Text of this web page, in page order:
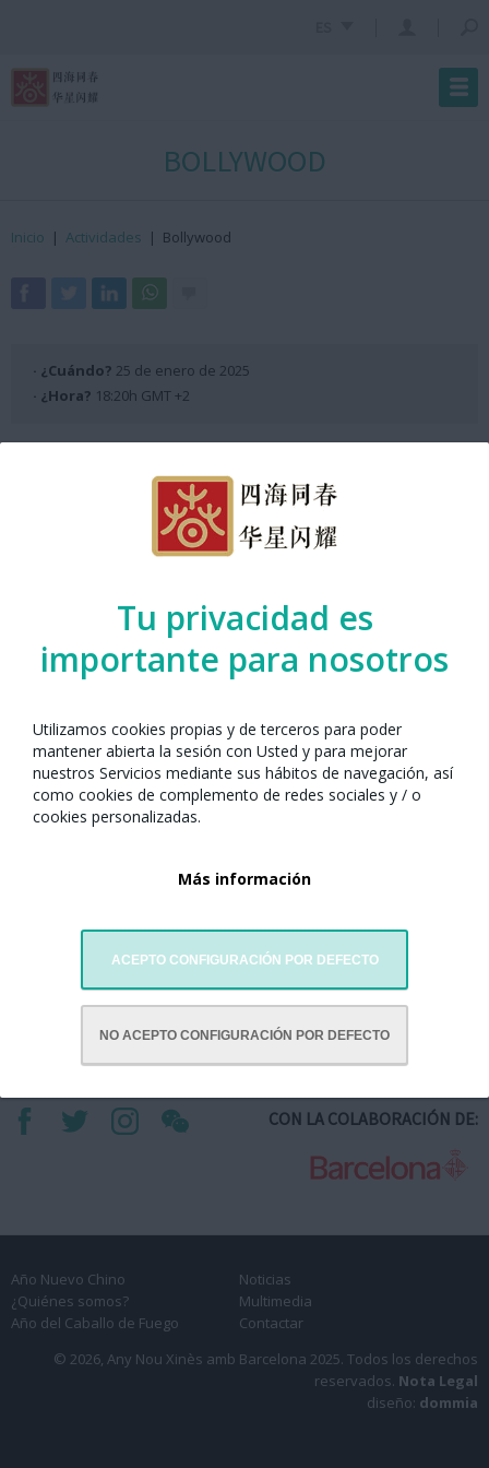
Tu privacidad es
importante para nosotros
Utilizamos cookies propias y de terceros para poder
mantener abierta la sesión con Usted y para mejorar
nuestros Servicios mediante sus hábitos de navegación, así
como cookies de complemento de redes sociales y / o
cookies personalizadas.
Más información
ACEPTO CONFIGURACIÓN POR DEFECTO
NO ACEPTO CONFIGURACIÓN POR DEFECTO
BOLLYWOOD
Inicio | Actividades | Bollywood
· ¿Cuándo? 25 de enero de 2025
· ¿Hora? 18:20h GMT +2
Organizado por el Any Nou Xinès amb
Barcelona junto con:
Nataraja Dance
Carrer de Joanot Martorell, 18, local 1
CON LA COLABORACIÓN DE:
Año Nuevo Chino
¿Quiénes somos?
Año del Caballo de Fuego
Noticias
Multimedia
Contactar
© 2026, Any Nou Xinès amb Barcelona 2025. Todos los derechos
reservados. Nota Legal
diseño: dommia